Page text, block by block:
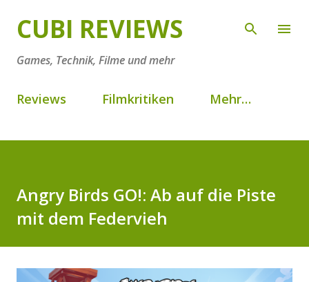
Direkt zum Hauptbereich
CUBI REVIEWS
Games, Technik, Filme und mehr
Reviews Filmkritiken Mehr…
Angry Birds GO!: Ab auf die Piste
mit dem Federvieh